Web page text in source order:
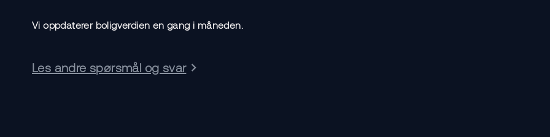
Vi oppdaterer boligverdien en gang i måneden.
Les andre spørsmål og svar